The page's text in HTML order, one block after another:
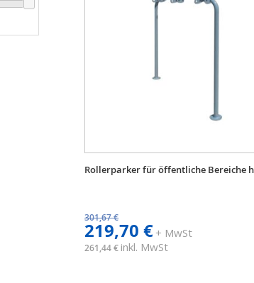
Rollerparker für öffentliche Bereiche
301,67 €
219,70 €+ MwSt
261,44 € inkl. MwSt